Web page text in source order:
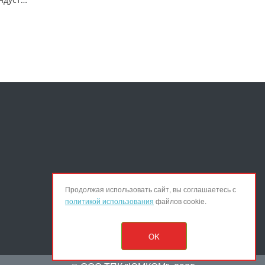
Продолжая использовать сайт, вы соглашаетесь с
политикой использования файлов cookie.
OK